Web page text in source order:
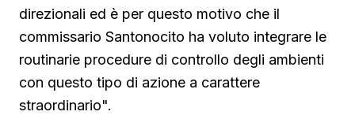
direzionali ed è per questo motivo che il
commissario Santonocito ha voluto integrare le
routinarie procedure di controllo degli ambienti
con questo tipo di azione a carattere
straordinario".